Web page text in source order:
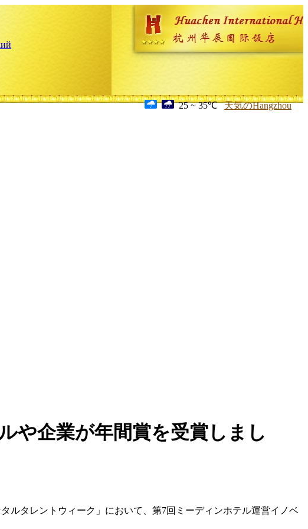
25 ~ 35℃ 天気のHangzhou
や企業が年間賞を受賞しまし
ルタレントウィーク」において、第7回ミーディンホテル運営イノベ